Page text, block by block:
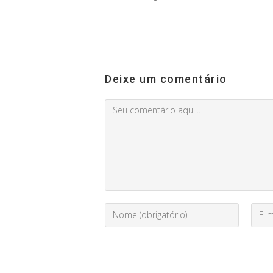
Deixe um comentário
Comment
seu
your